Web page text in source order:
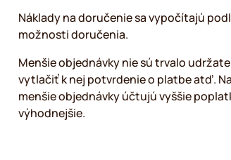
Náklady na doručenie sa vypočítajú
možnosti doručenia.
Menšie objednávky nie sú trvalo
vytlačiť k nej potvrdenie o platbe atď.
menšie objednávky účtujú vyššie
výhodnejšie.